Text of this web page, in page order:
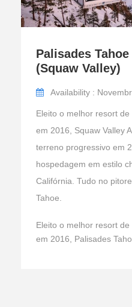
Palisades Tahoe
(Squaw Valley)
Availability :
Eleito o melhor resort
em 2016, Squaw Valley
terreno progressivo em
hospedagem em estilo
Califórnia. Tudo no
Tahoe.
Eleito o melhor resort
em 2016, Palisades